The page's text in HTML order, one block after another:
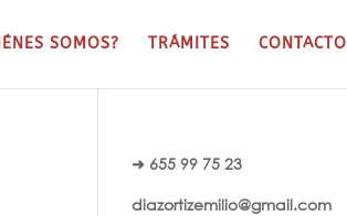
SOMOS? TRÁMITES CONTACTO
➜ 655 99 75 23
diazortizemilio@gmail.com